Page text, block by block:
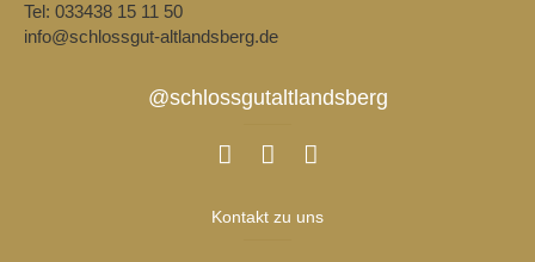
Tel: 033438 15 11 50
info@schlossgut-altlandsberg.de
@schlossgutaltlandsberg
Kontakt zu uns